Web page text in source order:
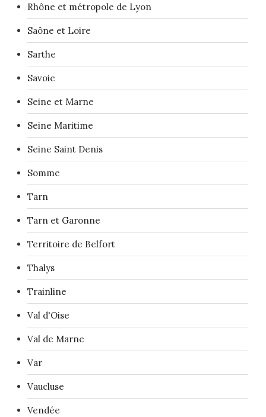
Rhône et métropole de Lyon
Saône et Loire
Sarthe
Savoie
Seine et Marne
Seine Maritime
Seine Saint Denis
Somme
Tarn
Tarn et Garonne
Territoire de Belfort
Thalys
Trainline
Val d'Oise
Val de Marne
Var
Vaucluse
Vendée